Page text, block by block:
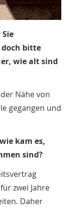
doch bitte
wie alt sind
Nähe von
gegangen und
kam es,
sind?
zwei Jahre
Daher